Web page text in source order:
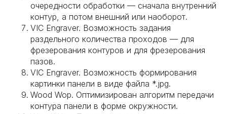
очередности обработки — сначала внутренний
контур, а потом внешний или наоборот.
VIC Engraver. Возможность задания
раздельного количества проходов — для
фрезерования контуров и для фрезерования
пазов.
VIC Engraver. Возможность формирования
картинки панели в виде файла *.jpg.
Wood Wop. Оптимизирован алгоритм передачи
контура панели в форме окружности.